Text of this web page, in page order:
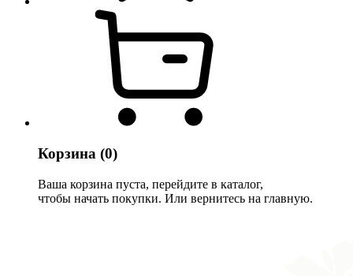
Корзина (0)
Ваша корзина пуста, перейдите в каталог,
чтобы начать покупки. Или вернитесь на главную.